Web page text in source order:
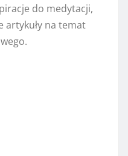
do medytacji,
artykuły na temat